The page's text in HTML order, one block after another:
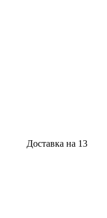
Доставка на 13